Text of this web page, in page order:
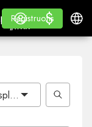
„WHITE LABEL“
Mokymasis
Mokymasis
Registruotis
Registruotis
Prisijungti
$
$